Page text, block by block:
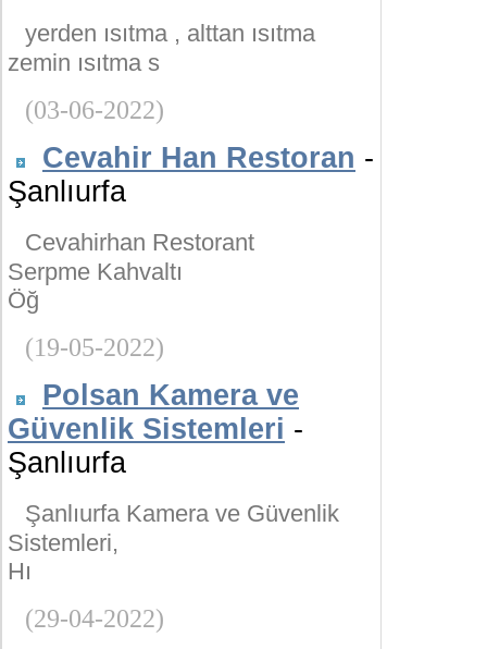
yerden ısıtma , alttan ısıtma
zemin ısıtma s
(03-06-2022)
Cevahir Han Restoran -
Şanlıurfa
Cevahirhan Restorant
Serpme Kahvaltı
Öğ
(19-05-2022)
Polsan Kamera ve
Güvenlik Sistemleri -
Şanlıurfa
Şanlıurfa Kamera ve Güvenlik
Sistemleri,
Hı
(29-04-2022)